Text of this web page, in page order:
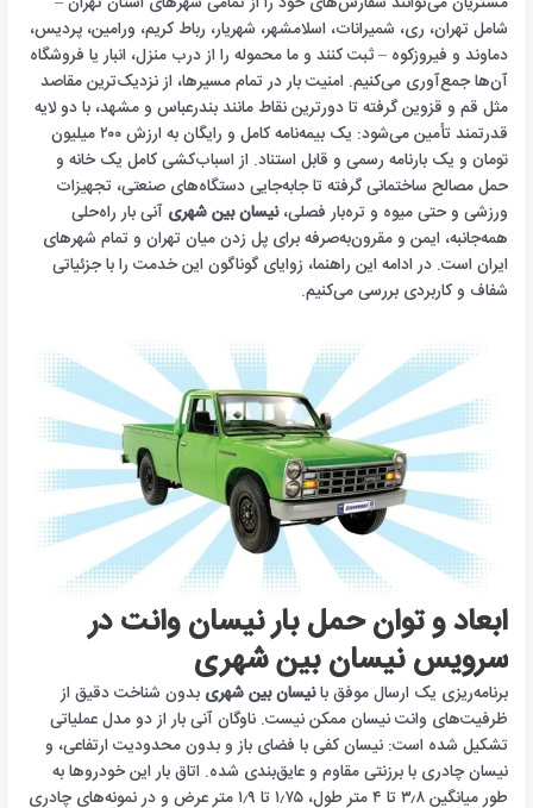
شامل تهران، ری، شمیرانات، اسلامشهر، شهریار، رباط کریم، ورامین، پردیس،
دماوند و فیروزکوه – ثبت کنند و ما محموله را از درب منزل، انبار یا فروشگاه
آن‌ها جمع‌آوری می‌کنیم. امنیت بار در تمام مسیرها، از نزدیک‌ترین مقاصد
مثل قم و قزوین گرفته تا دورترین نقاط مانند بندرعباس و مشهد، با دو لایه
قدرتمند تأمین می‌شود: یک بیمه‌نامه کامل و رایگان به ارزش ۲۰۰ میلیون
تومان و یک بارنامه رسمی و قابل استناد. از اسباب‌کشی کامل یک خانه و
حمل مصالح ساختمانی گرفته تا جابه‌جایی دستگاه‌های صنعتی، تجهیزات
ورزشی و حتی میوه و تره‌بار فصلی،نیسان بین شهری آنی بار راه‌حلی
همه‌جانبه، ایمن و مقرون‌به‌صرفه برای پل زدن میان تهران و تمام شهرهای
ایران است. در ادامه این راهنما، زوایای گوناگون این خدمت را با جزئیاتی
شفاف و کاربردی بررسی می‌کنیم.
ابعاد و توان حمل بار نیسان وانت در
سرویس نیسان بین شهری
برنامه‌ریزی یک ارسال موفق بانیسان بین شهری بدون شناخت دقیق از
ظرفیت‌های وانت نیسان ممکن نیست. ناوگان آنی بار از دو مدل عملیاتی
تشکیل شده است: نیسان کفی با فضای باز و بدون محدودیت ارتفاعی، و
نیسان چادری با برزنتی مقاوم و عایق‌بندی شده. اتاق بار این خودروها به
طور میانگین ۳٫۸ تا ۴ متر طول، ۱٫۷۵ تا ۱٫۹ متر عرض و در نمونه‌های چادری